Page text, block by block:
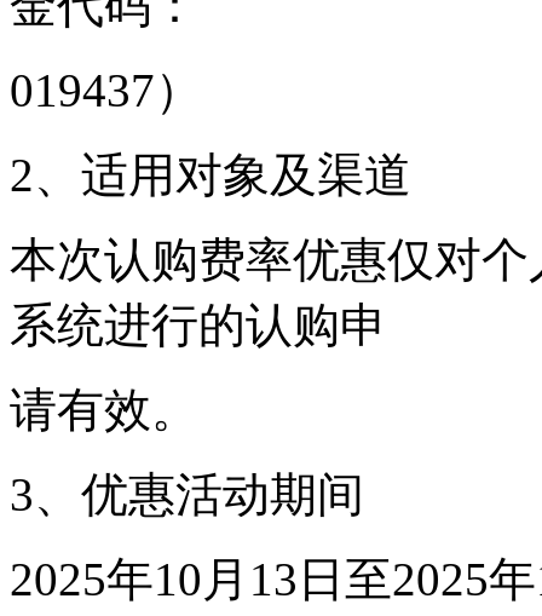
019437）
2、适用对象及渠道
本次认购费率优惠仅对
系统进行的认购申
请有效。
3、优惠活动期间
2025年10月13日至2025